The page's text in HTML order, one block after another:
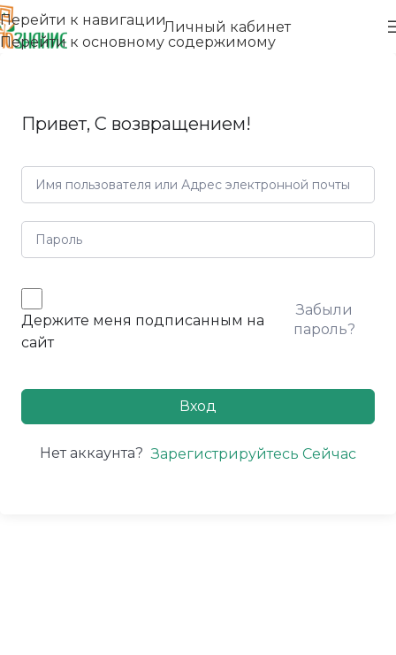
Перейти к навигации
Перейти к основному содержимому
Личный кабинет
Привет, С возвращением!
Держите меня подписанным на
сайт
Забыли
пароль?
Вход
Нет аккаунта? Зарегистрируйтесь Сейчас